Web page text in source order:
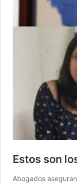
Estos son
Abogados